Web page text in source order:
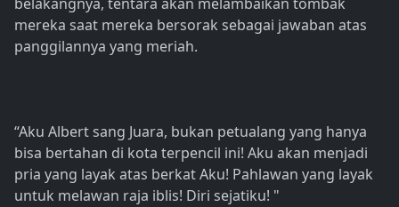
mereka saat mereka bersorak sebagai jawaban atas
panggilannya yang meriah.
“Aku Albert sang Juara, bukan petualang yang hanya
bisa bertahan di kota terpencil ini! Aku akan menjadi
pria yang layak atas berkat Aku! Pahlawan yang layak
untuk melawan raja iblis! Diri sejatiku! "